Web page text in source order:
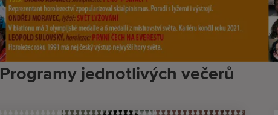
Programy jednotlivých večerů